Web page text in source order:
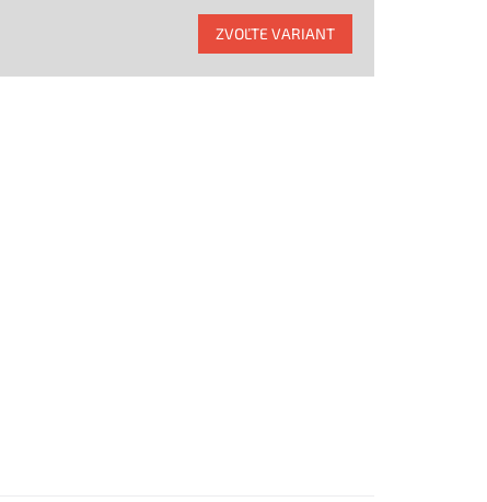
ZVOĽTE VARIANT